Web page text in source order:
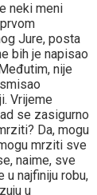
neki meni
Jure, posta
bih je napisao
nije
Vrijeme
se zasigurno
Da, mogu
mrziti sve
naime, sve
u najfiniju robu,
u